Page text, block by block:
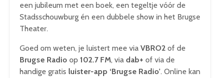
een jubileum met een boek, een tegeltje vóór de
Stadsschouwburg én een dubbele show in het Brugse
Theater.
Goed om weten, je luistert mee via VBRO2 of de
Brugse Radio op 102.7 FM, via dab+ of via de
handige gratis luister-app ‘Brugse Radio’. Online kan